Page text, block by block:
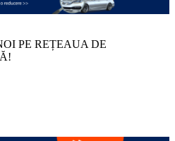
PE REȚEAUA DE